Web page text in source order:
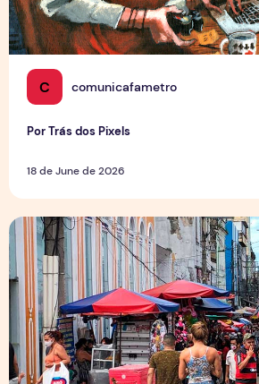
C comunicafametro
Por Trás dos Pixels
18 de June de 2026
Copa aquece vendas em setores